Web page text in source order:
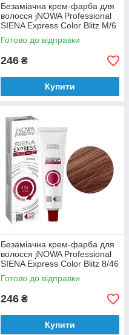
Безаміачна крем-фарба для
волосся jNOWA Professional
SIENA Express Color Blitz М/6
60 мл
Готово до відправки
246 ₴
Купити
Безаміачна крем-фарба для
волосся jNOWA Professional
SIENA Express Color Blitz 8/46
60 мл
Готово до відправки
246 ₴
Купити